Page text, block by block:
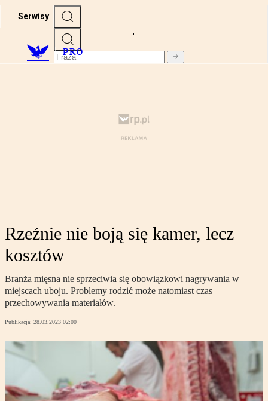
Serwisy
PRO
Rzeźnie nie boją się kamer, lecz
kosztów
Branża mięsna nie sprzeciwia się obowiązkowi nagrywania w
miejscach uboju. Problemy rodzić może natomiast czas
przechowywania materiałów.
Publikacja: 28.03.2023 02:00